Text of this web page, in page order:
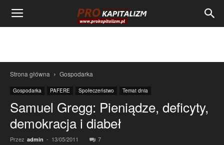
Strona główna Gospodarka
Gospodarka PAFERE Społeczeństwo Temat dnia
Samuel Gregg: Pieniądze, deficyty,
demokracja i diabeł
Przez admin - 13/05/2011 7